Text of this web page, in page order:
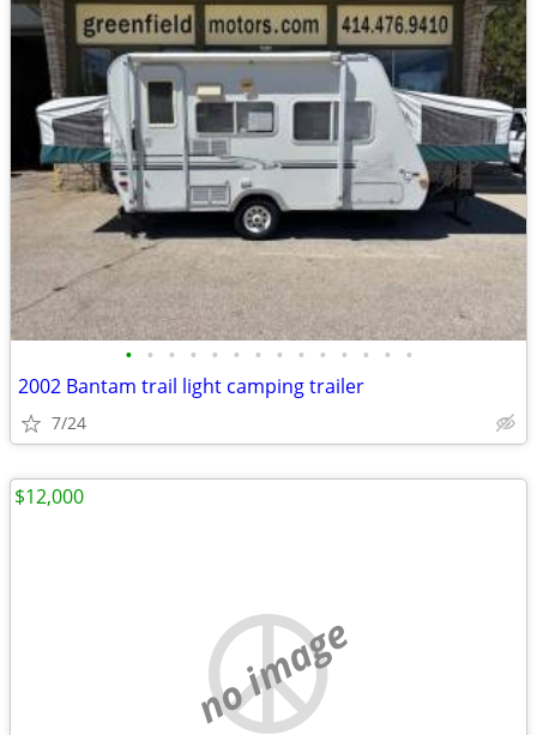
• • • • • • • • • • • • • •
2002 Bantam trail light camping trailer
7/24
no image
$12,000